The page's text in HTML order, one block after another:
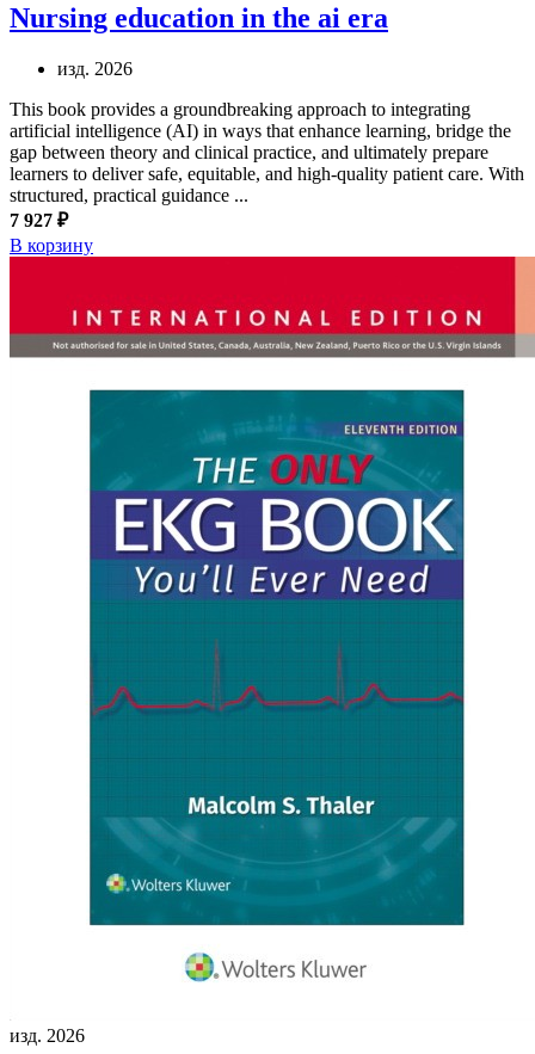
Nursing education in the ai era
изд. 2026
This book provides a groundbreaking approach to integrating
artificial intelligence (AI) in ways that enhance learning, bridge the
gap between theory and clinical practice, and ultimately prepare
learners to deliver safe, equitable, and high-quality patient care. With
structured, practical guidance ...
7 927 ₽
В корзину
изд. 2026